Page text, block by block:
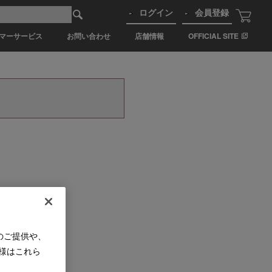
ーサービス お問い合わせ 店舗情報 OFFICIAL SITE
ログイン 会員登録
提供や、
はこれら